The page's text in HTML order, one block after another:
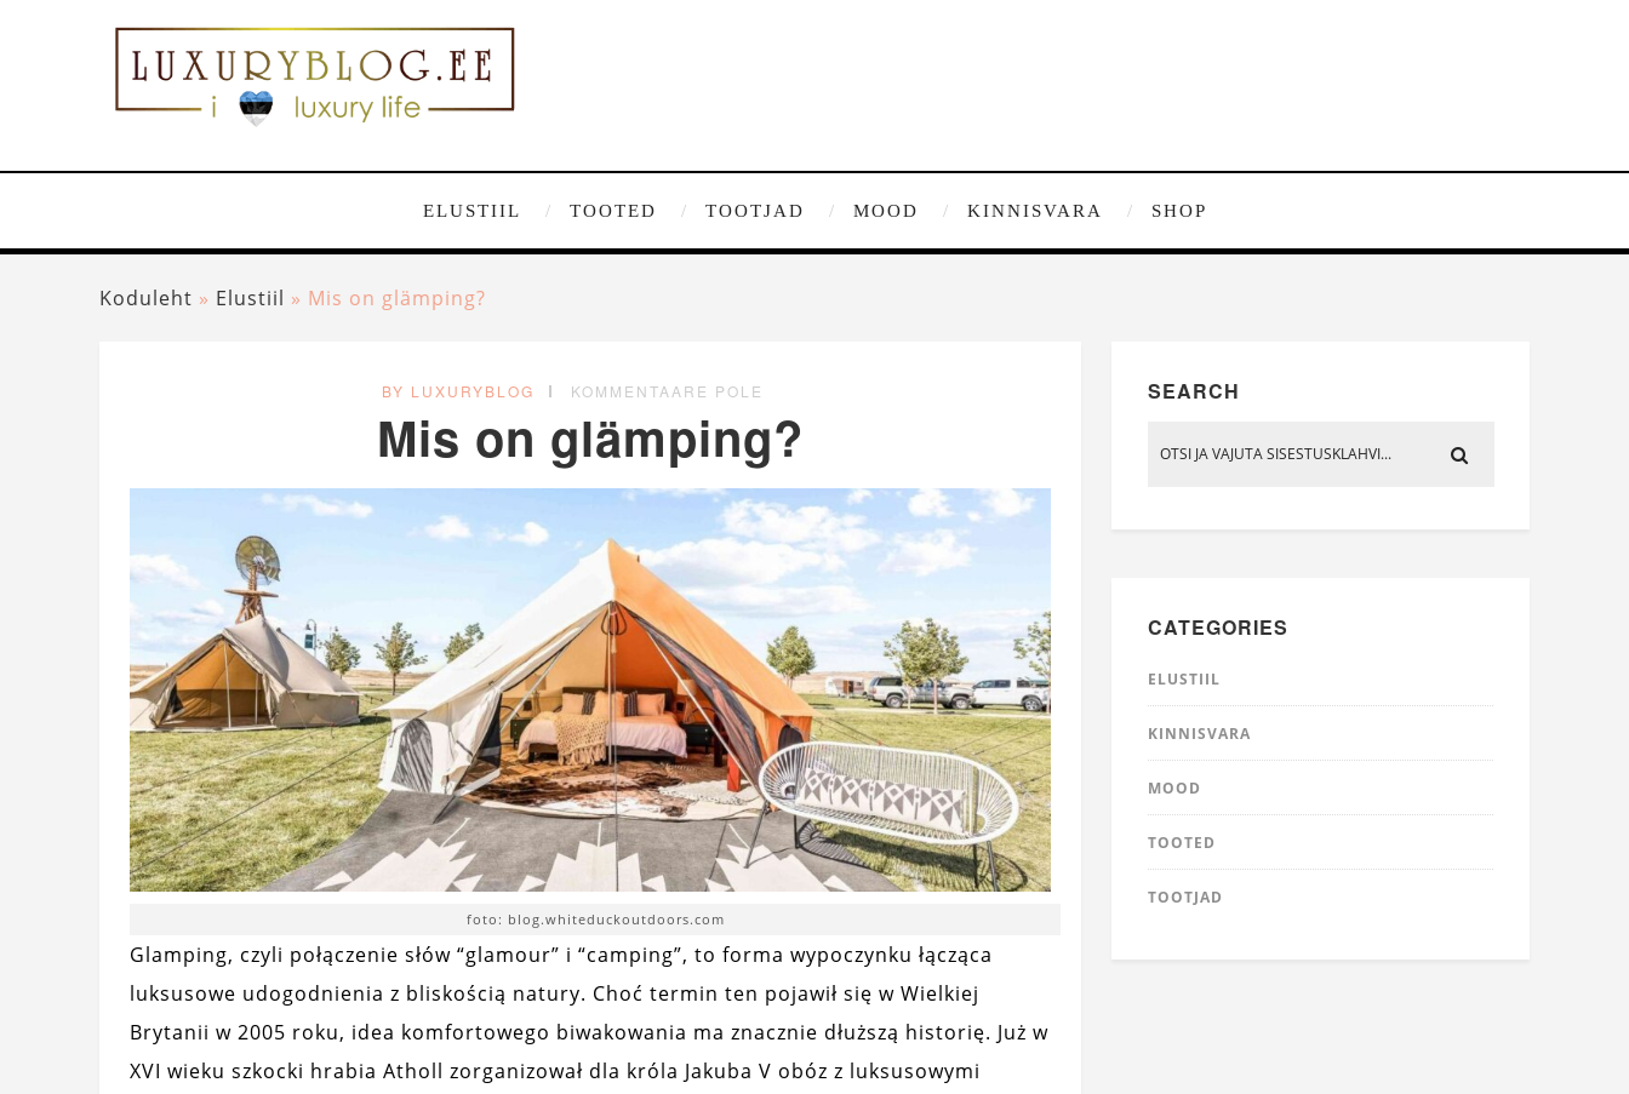
ELUSTIIL TOOTED TOOTJAD MOOD KINNISVARA SHOP
Koduleht » Elustiil » Mis on glämping?
BY LUXURYBLOG KOMMENTAARE POLE
Mis on glämping?
foto: blog.whiteduckoutdoors.com
Glamping, czyli połączenie słów “glamour” i “camping”, to forma wypoczynku łącząca
luksusowe udogodnienia z bliskością natury. Choć termin ten pojawił się w Wielkiej
Brytanii w 2005 roku, idea komfortowego biwakowania ma znacznie dłuższą historię. Już w
XVI wieku szkocki hrabia Atholl zorganizował dla króla Jakuba V obóz z luksusowymi
SEARCH
CATEGORIES
ELUSTIIL
KINNISVARA
MOOD
TOOTED
TOOTJAD